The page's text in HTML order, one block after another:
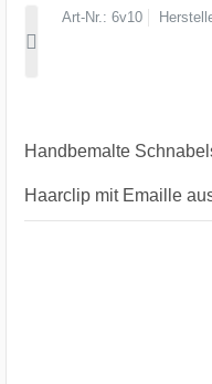
Art-Nr. 6v10
Handbemalte
Haarclip mit Emaille